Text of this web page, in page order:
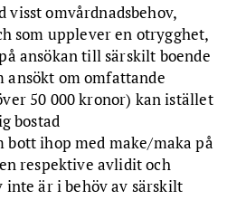
visst omvårdnadsbehov,
som upplever en otrygghet,
ansökan till särskilt boende
ansökt om omfattande
50 000 kronor) kan istället
bostad
bott ihop med make/maka på
respektive avlidit och
inte är i behöv av särskilt